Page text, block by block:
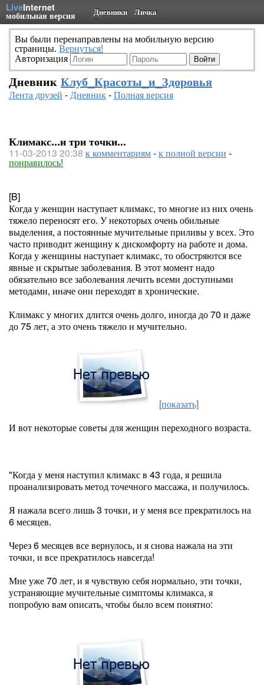
LiveInternet
мобильная версия Дневники Личка
Вы были перенаправлены на мобильную версию
страницы. Вернуться!
Авторизация
Дневник Клуб_Красоты_и_Здоровья
Лента друзей -Дневник-Полная версия
Климакс...и три точки...
11-03-2013 20:38 к комментариям-к полной версии -
понравилось!
[B]
Когда у женщин наступает климакс, то многие из них очень
тяжело переносят его. У некоторых очень обильные
выделения, а постоянные мучительные приливы у всех. Это
часто приводит женщину к дискомфорту на работе и дома.
Когда у женщины наступает климакс, то обостряются все
явные и скрытые заболевания. В этот момент надо
обязательно все заболевания лечить всеми доступными
методами, иначе они переходят в хронические.
Климакс у многих длится очень долго, иногда до 70 и даже
до 75 лет, а это очень тяжело и мучительно.
[показать]
И вот некоторые советы для женщин переходного возраста.
"Когда у меня наступил климакс в 43 года, я решила
проанализировать метод точечного массажа, и получилось.
Я нажала всего лишь 3 точки, и у меня все прекратилось на
6 месяцев.
Через 6 месяцев все вернулось, и я снова нажала на эти
точки, и все прекратилось навсегда!
Мне уже 70 лет, и я чувствую себя нормально, эти точки,
устраняющие мучительные симптомы климакса, я
попробую вам описать, чтобы было всем понятно: